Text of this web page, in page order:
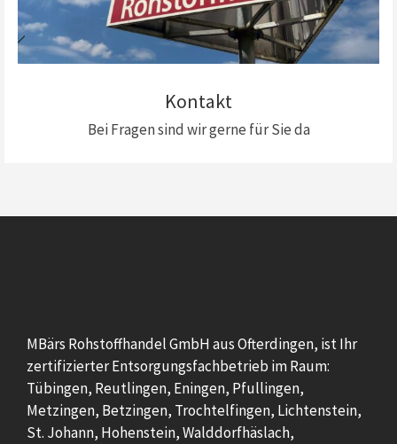
Kontakt
Bei Fragen sind wir gerne für Sie da
MBärs Rohstoffhandel GmbH aus Ofterdingen, ist Ihr
zertifizierter Entsorgungsfachbetrieb im Raum:
Tübingen, Reutlingen, Eningen, Pfullingen,
Metzingen, Betzingen, Trochtelfingen, Lichtenstein,
St. Johann, Hohenstein, Walddorfhäslach,